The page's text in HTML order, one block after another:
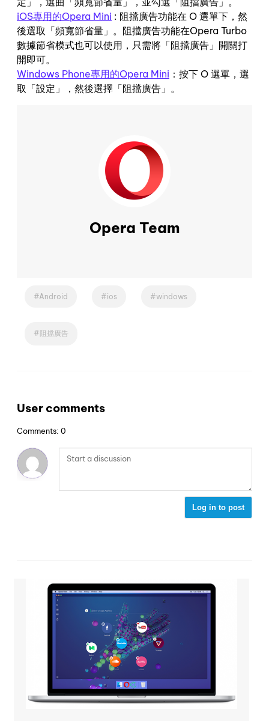
iOS專用的Opera Mini : 阻擋廣告功能在 O 選單下，然
後選取「頻寬節省量」。阻擋廣告功能在Opera Turbo
數據節省模式也可以使用，只需將「阻擋廣告」開關打
開即可。
Windows Phone專用的Opera Mini ：按下 O 選單，選
取「設定」，然後選擇「阻擋廣告」。
Opera Team
Android ios windows
阻擋廣告
User comments
Comments: 0
Log in to post